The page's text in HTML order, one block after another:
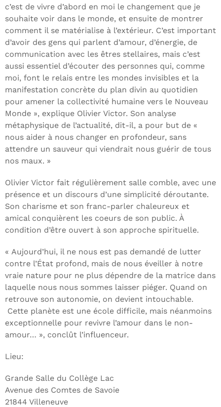
c’est de vivre d’abord en moi le changement que je
souhaite voir dans le monde, et ensuite de montrer
comment il se matérialise à l’extérieur. C’est important
d’avoir des gens qui parlent d’amour, d’énergie, de
communication avec les êtres stellaires, mais c’est
aussi essentiel d’écouter des personnes qui, comme
moi, font le relais entre les mondes invisibles et la
manifestation concrète du plan divin au quotidien
pour amener la collectivité humaine vers le Nouveau
Monde », explique Olivier Victor. Son analyse
métaphysique de l’actualité, dit-il, a pour but de «
nous aider à nous changer en profondeur, sans
attendre un sauveur qui viendrait nous guérir de tous
nos maux. »
Olivier Victor fait régulièrement salle comble, avec une
présence et un discours d’une simplicité déroutante.
Son charisme et son franc-parler chaleureux et
amical conquièrent les coeurs de son public. À
condition d’être ouvert à son approche spirituelle.
« Aujourd’hui, il ne nous est pas demandé de lutter
contre l’État profond, mais de nous éveiller à notre
vraie nature pour ne plus dépendre de la matrice dans
laquelle nous nous sommes laisser piéger. Quand on
retrouve son autonomie, on devient intouchable.
Cette planète est une école difficile, mais néanmoins
exceptionnelle pour revivre l’amour dans le non-
amour… », conclût l’influenceur.
Lieu:
Grande Salle du Collège Lac
Avenue des Comtes de Savoie
21844 Villeneuve